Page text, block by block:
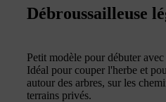
Débroussailleuse
Petit modèle pour débuter
Idéal pour couper l'herbe et
autour des arbres, sur les
terrains privés.